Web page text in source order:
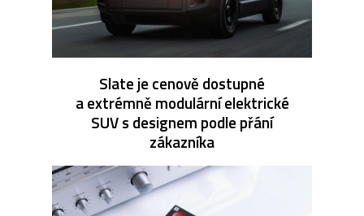
Slate je cenově dostupné
a extrémně modulární elektrické
SUV s designem podle přání
zákazníka